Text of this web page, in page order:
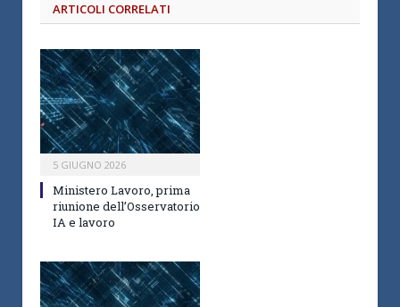
ARTICOLI CORRELATI
5 GIUGNO 2026
Ministero Lavoro, prima
riunione dell’Osservatorio
IA e lavoro